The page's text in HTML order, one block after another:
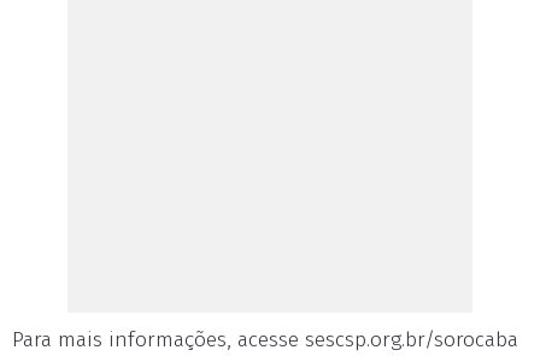
Para mais informações, acesse sescsp.org.br/sorocaba